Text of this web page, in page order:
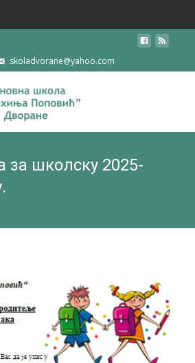
skoladvorane@yahoo.com
за школску 2025-